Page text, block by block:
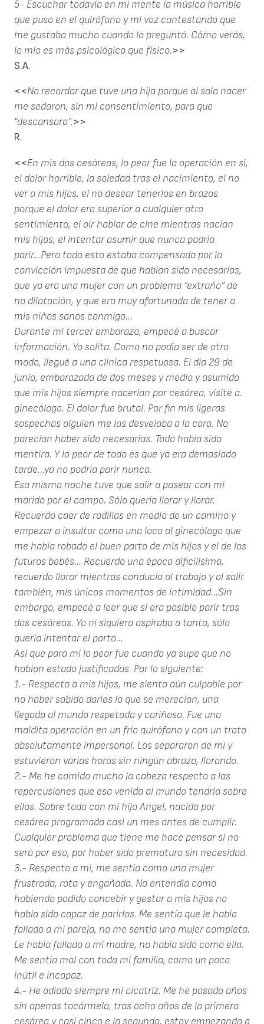
5- Escuchar todavía en mi mente la música horrible
que puso en el quirófano y mi voz contestando que
me gustaba mucho cuando lo preguntó. Cómo verás,
lo mío es más psicológico que físico.>>
S.A.
<<No recordar que tuve una hija porque al solo nacer
me sedaron, sin mi consentimiento, para que
"descansara''.>>
R.
<<En mis dos cesáreas, lo peor fue la operación en si,
el dolor horrible, la soledad tras el nacimiento, el no
ver a mis hijos, el no desear tenerlos en brazos
porque el dolor era superior a cualquier otro
sentimiento, el oír hablar de cine mientras nacían
mis hijos, el intentar asumir que nunca podría
parir...Pero todo esto estaba compensado por la
convicción impuesta de que habían sido necesarias,
que yo era una mujer con un problema “extraño” de
no dilatación, y que era muy afortunada de tener a
mis niños sanos conmigo...
Durante mi tercer embarazo, empecé a buscar
información. Yo solita. Como no podía ser de otro
modo, llegué a una clínica respetuosa. El día 29 de
junio, embarazada de dos meses y medio y asumido
que mis hijos siempre nacerían por cesárea, visité a.
ginecólogo. El dolor fue brutal. Por fin mis ligeras
sospechas alguien me las desvelaba a la cara. No
parecían haber sido necesarias. Todo había sido
mentira. Y lo peor de todo es que ya era demasiado
tarde...ya no podría parir nunca.
Esa misma noche tuve que salir a pasear con mi
marido por el campo. Sólo quería llorar y llorar.
Recuerdo caer de rodillas en medio de un camino y
empezar a insultar como una loca al ginecólogo que
me había robado el buen parto de mis hijos y el de los
futuros bebés... Recuerdo una época dificilísima,
recuerdo llorar mientras conducía al trabajo y al salir
también, mis únicos momentos de intimidad...Sin
embargo, empecé a leer que sí era posible parir tras
dos cesáreas. Yo ni siquiera aspiraba a tanto, sólo
quería intentar el parto...
Así que para mí lo peor fue cuando ya supe que no
habían estado justificadas. Por lo siguiente:
1.- Respecto a mis hijos, me siento aún culpable por
no haber sabido darles lo que se merecían, una
llegada al mundo respetada y cariñosa. Fue una
maldita operación en un frío quirófano y con un trato
absolutamente impersonal. Los separaron de mí y
estuvieron varias horas sin ningún abrazo, llorando.
2.- Me he comido mucho la cabeza respecto a las
repercusiones que esa venida al mundo tendría sobre
ellos. Sobre todo con mi hijo Angel, nacido por
cesárea programada casi un mes antes de cumplir.
Cualquier problema que tiene me hace pensar si no
será por eso, por haber sido prematuro sin necesidad.
3.- Respecto a mi, me sentía como una mujer
frustrada, rota y engañada. No entendía como
habiendo podido concebir y gestar a mis hijos no
había sido capaz de parirlos. Me sentía que le había
fallado a mi pareja, no me sentía una mujer completa.
Le había fallado a mi madre, no había sido como ella.
Me sentía mal con toda mi familia, como un poco
inútil e incapaz.
4.- He odiado siempre mi cicatriz. Me he pasado años
sin apenas tocármela, tras ocho años de la primera
cesárea y casi cinco e la segunda, estoy empezando a